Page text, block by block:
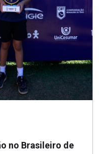
no Brasileiro de